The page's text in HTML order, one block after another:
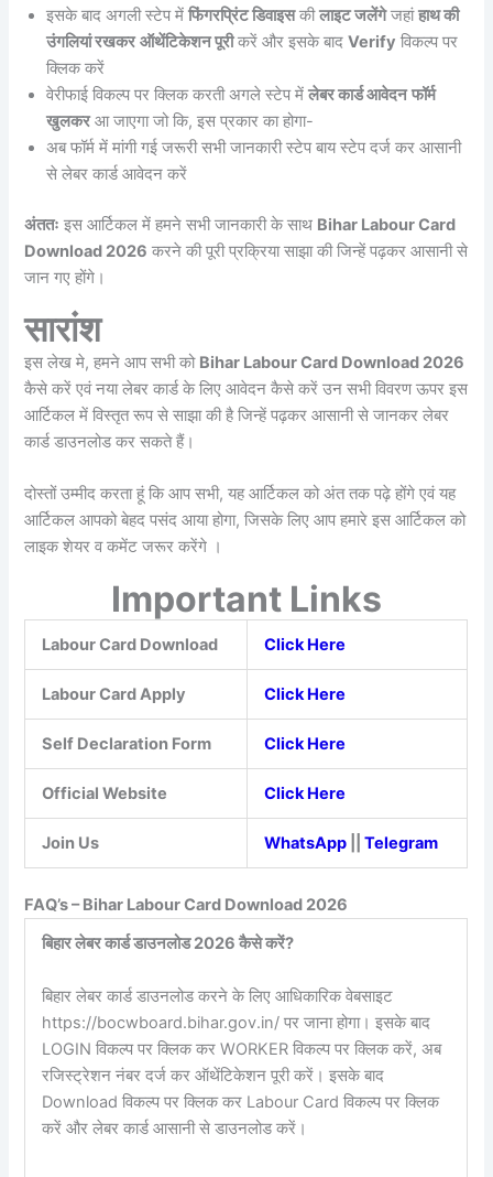
इसके बाद अगली स्टेप मेंफिंगरप्रिंट डिवाइसकीलाइट जलेंगेजहांहाथ की
उंगलियां रखकर ऑथेंटिकेशन पूरीकरें और इसके बादVerify विकल्प पर
क्लिक करें
वेरीफाई विकल्प पर क्लिक करती अगले स्टेप मेंलेबर कार्ड आवेदन फॉर्म
खुलकरआ जाएगा जो कि, इस प्रकार का होगा-
अब फॉर्म में मांगी गई जरूरी सभी जानकारी स्टेप बाय स्टेप दर्ज कर आसानी
से लेबर कार्ड आवेदन करें
अंततः इस आर्टिकल में हमने सभी जानकारी के साथ Bihar Labour Card
Download 2026 करने की पूरी प्रक्रिया साझा की जिन्हें पढ़कर आसानी से
जान गए होंगे।
सारांश
इस लेख मे, हमने आप सभी को Bihar Labour Card Download 2026
कैसे करें एवं नया लेबर कार्ड के लिए आवेदन कैसे करें उन सभी विवरण ऊपर इस
आर्टिकल में विस्तृत रूप से साझा की है जिन्हें पढ़कर आसानी से जानकर लेबर
कार्ड डाउनलोड कर सकते हैं।
दोस्तों उम्मीद करता हूं कि आप सभी, यह आर्टिकल को अंत तक पढ़े होंगे एवं यह
आर्टिकल आपको बेहद पसंद आया होगा, जिसके लिए आप हमारे इस आर्टिकल को
लाइक शेयर व कमेंट जरूर करेंगे ।
Important Links
Labour Card Download Click Here
Labour Card Apply Click Here
Self Declaration Form Click Here
Official Website Click Here
Join Us WhatsApp ||Telegram
FAQ’s – Bihar Labour Card Download 2026
बिहार लेबर कार्ड डाउनलोड 2026 कैसे करें?
बिहार लेबर कार्ड डाउनलोड करने के लिए आधिकारिक वेबसाइट
https://bocwboard.bihar.gov.in/ पर जाना होगा। इसके बाद
LOGIN विकल्प पर क्लिक कर WORKER विकल्प पर क्लिक करें, अब
रजिस्ट्रेशन नंबर दर्ज कर ऑथेंटिकेशन पूरी करें। इसके बाद
Download विकल्प पर क्लिक कर Labour Card विकल्प पर क्लिक
करें और लेबर कार्ड आसानी से डाउनलोड करें।